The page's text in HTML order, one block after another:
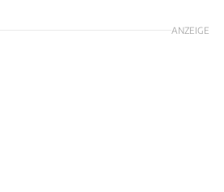
ANZEIGE